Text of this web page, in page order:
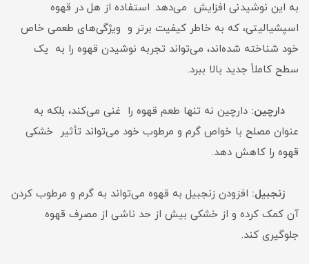
به این نوشیدنی افزایش می‌دهد. استفاده از هل در قهوه‌
اسپشیالیتی، که به خاطر کیفیت برتر و ویژگی‌های طعمی خاص
خود شناخته شده‌اند، می‌تواند تجربه نوشیدن قهوه را به یک
سطح کاملاً جدید بالا ببرد.
دارچین: دارچین نه تنها طعم قهوه را غنی می‌کند، بلکه به
عنوان مصلح با خواص گرم و مرطوب خود می‌تواند تأثیر خشکی
قهوه را کاهش دهد.
زنجبیل: افزودن زنجبیل به قهوه می‌تواند به گرم و مرطوب کردن
آن کمک کرده و از خشکی بیش از حد ناشی از مصرف قهوه
جلوگیری کند.